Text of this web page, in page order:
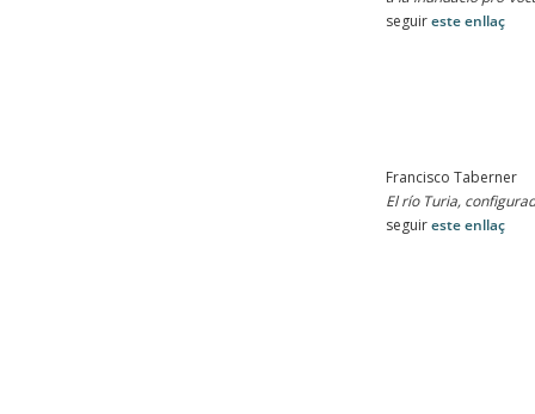
seguireste enllaç
Francisco Taberner
El río Turia,
seguireste enllaç